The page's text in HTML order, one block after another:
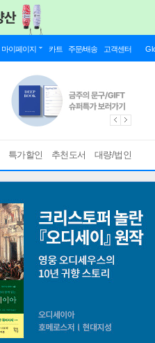
마이페이지 카트 주문/배송 고객센터
특가할인 추천도서 대량/법인